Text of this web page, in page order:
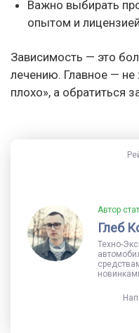
Важно выбирать
опытом и
Зависимость — это
лечению. Главное — не
плохо», а обратиться
Автор
Глеб
Техно-